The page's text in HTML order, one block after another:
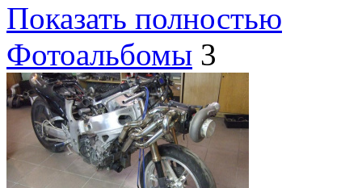
Показать полностью
Фотоальбомы 3